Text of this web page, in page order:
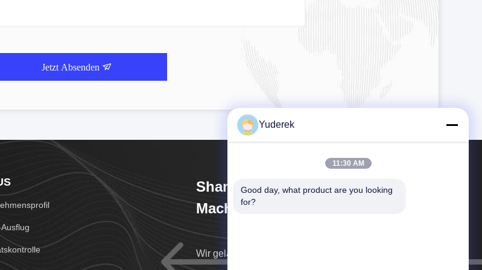
Jetzt Absenden
Shanghai Xinyu Packaging
Machinery Co., Ltd.
Wir gelangen zurück an Sie so bald wie möglich.
Yuderek
11:30 AM
Good day, what product are you looking
for?